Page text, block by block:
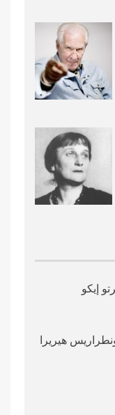
إيكو
هيريرا